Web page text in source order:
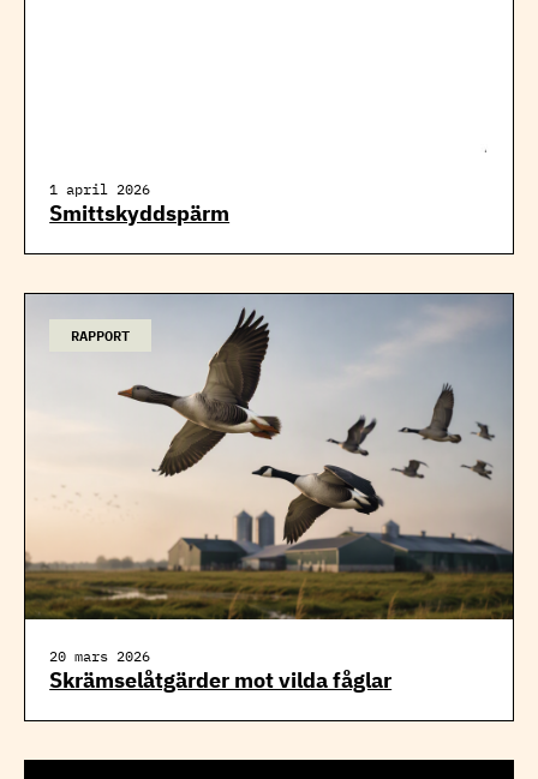
1 april 2026
Smittskyddspärm
RAPPORT
20 mars 2026
Skrämselåtgärder mot vilda fåglar